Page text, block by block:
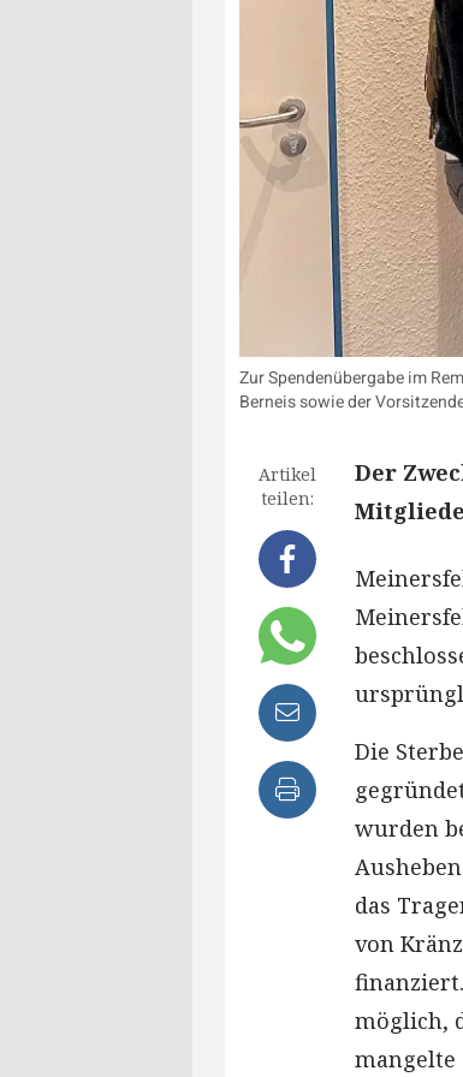
Zur Spendenübergabe im
Berneis sowie der
Artikel
teilen:
Der
Die
wurden
das
von
möglich,